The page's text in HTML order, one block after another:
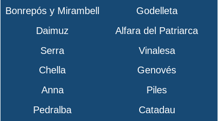
Bonrepós y Mirambell
Godelleta
Daimuz
Alfara del Patriarca
Serra
Vinalesa
Chella
Genovés
Anna
Piles
Pedralba
Catadau